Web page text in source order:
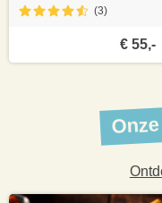
(3)
€ 55,-